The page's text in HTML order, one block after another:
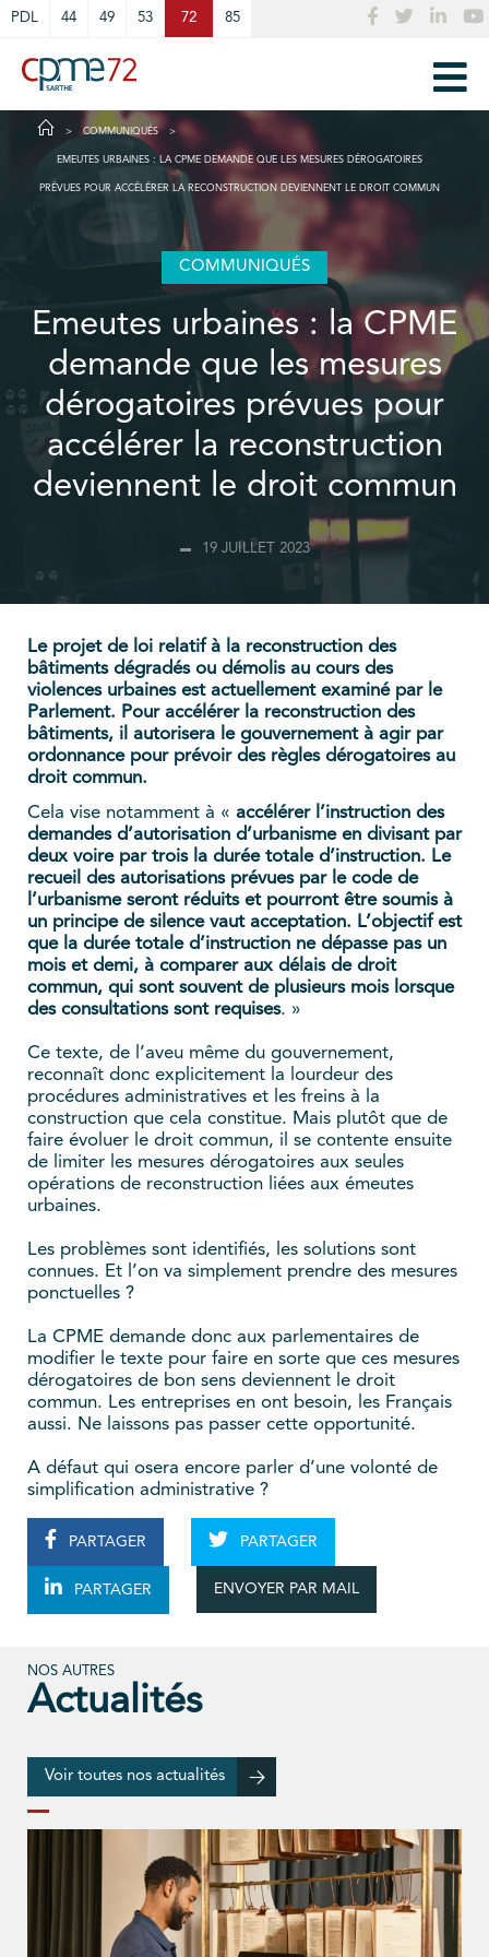
PDL 44 49 53 72 85
COMMUNIQUÉS
EMEUTES URBAINES : LA CPME DEMANDE QUE LES MESURES DÉROGATOIRES
PRÉVUES POUR ACCÉLÉRER LA RECONSTRUCTION DEVIENNENT LE DROIT COMMUN
COMMUNIQUÉS
Emeutes urbaines : la CPME
demande que les mesures
dérogatoires prévues pour
accélérer la reconstruction
deviennent le droit commun
19 JUILLET 2023
Le projet de loi relatif à la reconstruction des
bâtiments dégradés ou démolis au cours des
violences urbaines est actuellement examiné par le
Parlement. Pour accélérer la reconstruction des
bâtiments, il autorisera le gouvernement à agir par
ordonnance pour prévoir des règles dérogatoires au
droit commun.
Cela vise notamment à « accélérer l’instruction des
demandes d’autorisation d’urbanisme en divisant par
deux voire par trois la durée totale d’instruction. Le
recueil des autorisations prévues par le code de
l’urbanisme seront réduits et pourront être soumis à
un principe de silence vaut acceptation. L’objectif est
que la durée totale d’instruction ne dépasse pas un
mois et demi, à comparer aux délais de droit
commun, qui sont souvent de plusieurs mois lorsque
des consultations sont requises. »
Ce texte, de l’aveu même du gouvernement,
reconnaît donc explicitement la lourdeur des
procédures administratives et les freins à la
construction que cela constitue. Mais plutôt que de
faire évoluer le droit commun, il se contente ensuite
de limiter les mesures dérogatoires aux seules
opérations de reconstruction liées aux émeutes
urbaines.
Les problèmes sont identifiés, les solutions sont
connues. Et l’on va simplement prendre des mesures
ponctuelles ?
La CPME demande donc aux parlementaires de
modifier le texte pour faire en sorte que ces mesures
dérogatoires de bon sens deviennent le droit
commun. Les entreprises en ont besoin, les Français
aussi. Ne laissons pas passer cette opportunité.
A défaut qui osera encore parler d’une volonté de
simplification administrative ?
PARTAGER PARTAGER
PARTAGER ENVOYER PAR MAIL
NOS AUTRES
Actualités
Voir toutes nos actualités
Cookies management panel